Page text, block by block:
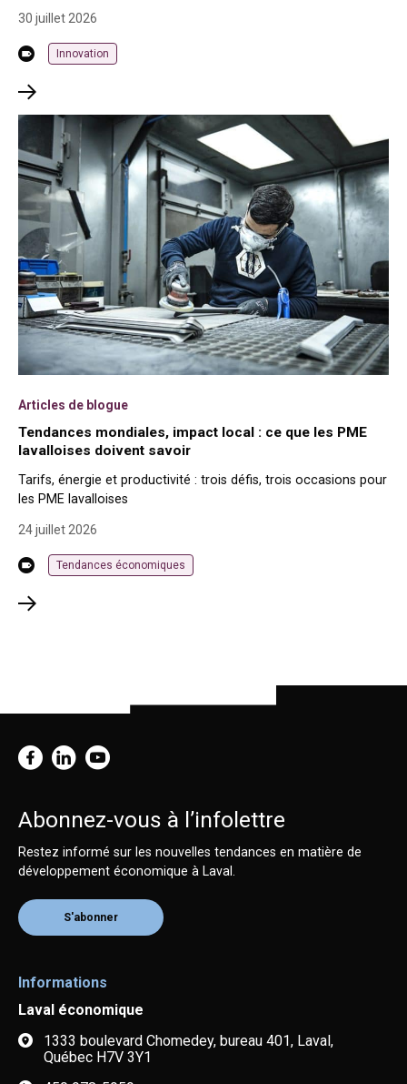
30 juillet 2026
Innovation
Articles de blogue
Tendances mondiales, impact local : ce que les PME
lavalloises doivent savoir
Tarifs, énergie et productivité : trois défis, trois occasions pour
les PME lavalloises
24 juillet 2026
Tendances économiques
Abonnez-vous à l’infolettre
Restez informé sur les nouvelles tendances en matière de
développement économique à Laval.
S'abonner
Informations
Laval économique
1333 boulevard Chomedey, bureau 401, Laval,
Québec H7V 3Y1